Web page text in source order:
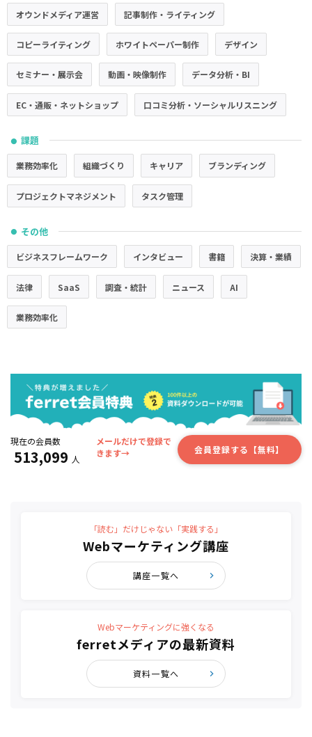
オウンドメディア運営 記事制作・ライティング
コピーライティング ホワイトペーパー制作 デザイン
セミナー・展示会 動画・映像制作 データ分析・BI
EC・通販・ネットショップ 口コミ分析・ソーシャルリスニング
● 課題
業務効率化 組織づくり キャリア ブランディング
プロジェクトマネジメント タスク管理
● その他
ビジネスフレームワーク インタビュー 書籍 決算・業績
法律 SaaS 調査・統計 ニュース AI
業務効率化
現在の会員数
513,099 人
メールだけで登録で
きます→
会員登録する【無料】
「読む」だけじゃない「実践する」
Webマーケティング講座
講座一覧へ
Webマーケティングに強くなる
ferretメディアの最新資料
資料一覧へ